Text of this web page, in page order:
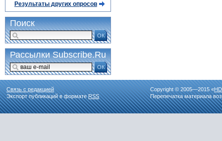
Результаты других опросов
Поиск
ОК
Рассылки Subscribe.Ru
ОК
Связь с редакцией
Экспорт публикаций в форматеRSS
Copyright © 2005—2015 «
Перепечатка материала